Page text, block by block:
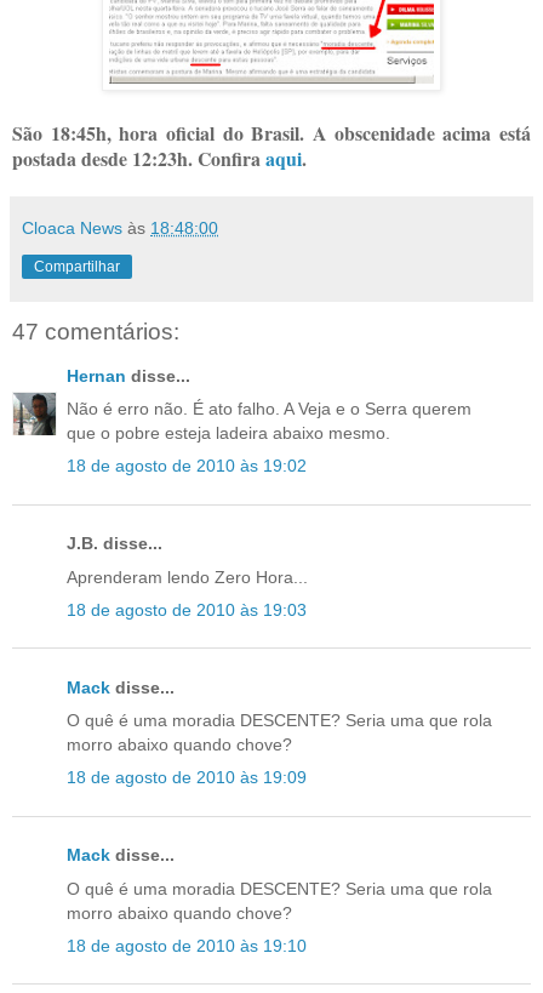
São 18:45h, hora oficial do Brasil. A obscenidade acima está
postada desde 12:23h. Confiraaqui.
Cloaca News às 18:48:00
Compartilhar
47 comentários:
Hernan disse...
Não é erro não. É ato falho. A Veja e o Serra querem
que o pobre esteja ladeira abaixo mesmo.
18 de agosto de 2010 às 19:02
J.B. disse...
Aprenderam lendo Zero Hora...
18 de agosto de 2010 às 19:03
Mack disse...
O quê é uma moradia DESCENTE? Seria uma que rola
morro abaixo quando chove?
18 de agosto de 2010 às 19:09
Mack disse...
O quê é uma moradia DESCENTE? Seria uma que rola
morro abaixo quando chove?
18 de agosto de 2010 às 19:10